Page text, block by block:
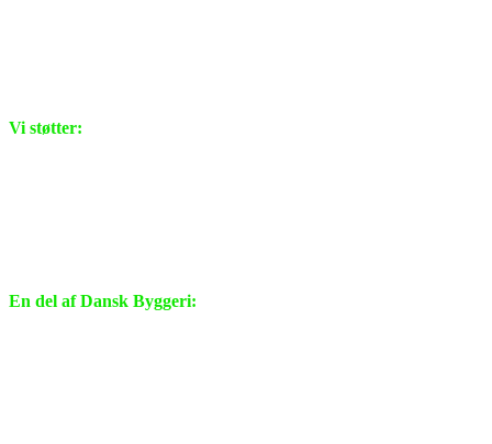
Vi støtter:
En del af Dansk Byggeri: